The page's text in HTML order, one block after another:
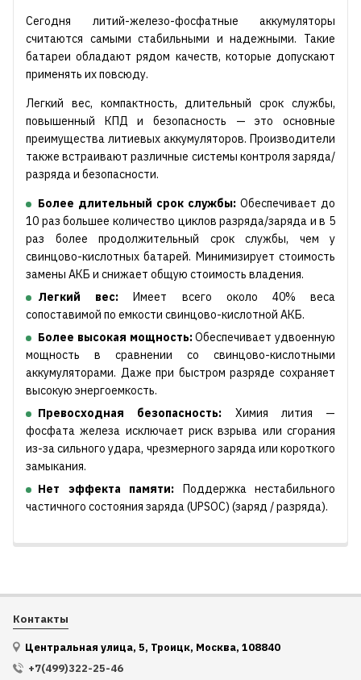
Сегодня литий-железо-фосфатные аккумуляторы
считаются самыми стабильными и надежными. Такие
батареи обладают рядом качеств, которые допускают
применять их повсюду.
Легкий вес, компактность, длительный срок службы,
повышенный КПД и безопасность — это основные
преимущества литиевых аккумуляторов. Производители
также встраивают различные системы контроля заряда/
разряда и безопасности.
Более длительный срок службы: Обеспечивает до
10 раз большее количество циклов разряда/заряда и в 5
раз более продолжительный срок службы, чем у
свинцово-кислотных батарей. Минимизирует стоимость
замены АКБ и снижает общую стоимость владения.
Легкий вес: Имеет всего около 40% веса
сопоставимой по емкости свинцово-кислотной АКБ.
Более высокая мощность:Обеспечивает удвоенную
мощность в сравнении со свинцово-кислотными
аккумуляторами. Даже при быстром разряде сохраняет
высокую энергоемкость.
Превосходная безопасность: Химия лития —
фосфата железа исключает риск взрыва или сгорания
из-за сильного удара, чрезмерного заряда или короткого
замыкания.
Нет эффекта памяти: Поддержка нестабильного
частичного состояния заряда (UPSOC) (заряд / разряда).
Контакты
Центральная улица, 5, Троицк, Москва, 108840
+7(499)322-25-46